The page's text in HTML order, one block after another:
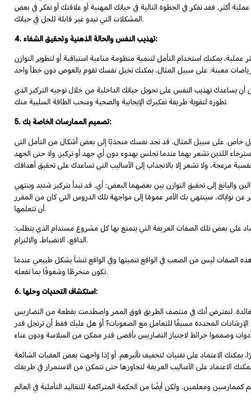
أكثر، فقد تفكر في الخطوة التالية في حياتك المهنية أو علاقتك أو تفكر في بعض
المشكلات التي تبدو غير قابلة للحل في حياتك.
4. تهذيب النفس والحالة الذهنية وتحقيق الشفاء:
يمكنك استخدام التأمل لتنمية منظومة مناعية استباقية أو لتطوير التوازن
أن يساعدك تهذيب النفس على تحويل حياتك الداخلية من خلال توجيه التركيز الذي
تطوره لتقوية طريقة تفكيرك الإيجابية والصحية وسحب الطاقة السلبية منك.
5. تصميم الممارسات الخاصة بك:
خاص. على سبيل المثال، قد تجد نفسك منجذبًا إلى بعض أشكال من التأمل التي
اللذين تشعر بهما عندما تجلس بهدوء دون أي جهد أو تركيز، ولا حتى الجهد
واليانغ إلى تحقيق التوازن بين بعضهما البعض؛ أي، قد تبدأ بتركيز شديد وينتهي
عن نواياك، سينتهي بك الأمر عمومًا إلى مواجهة تلك الدروس التي كان من المقرر
أن تتعلمها.
على بعض تلك الصفات العريقة التي يتمتع بها كل مشروع مستدام الذي يتطلب:
الدافع، الانضباط، والالتزام.
الصفات ليس من الصعب في الواقع تنميتها وفي الواقع تنشأ بشكل طبيعي عندما
تكون منخرطًا وشغوفًا بما تفعله.
6. استكشاف التحديات وحلها:
لنفترض أنك في منتصف الطريق فوق الممر واصطدمت بقطعة من التضاريس
المحددة مسبقًا للتعامل مع الصعوبات؟ أو هل عليك فقط أن ترتجل قدر
الاعتماد على تقنيات لتخفيف تأثيرهم. أو إذا واجهت بعض العقبات الشائعة